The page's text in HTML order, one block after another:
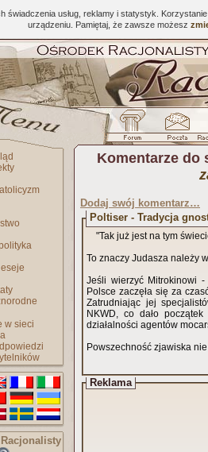
świadczenia usług, reklamy i statystyk.
urządzeniu. Pamiętaj, że zawsze możesz
w sieci
Komentarze do
Dodaj swój komentarz…
Poltiser - Tradycja
"Tak już jest na tym
To znaczy Judasza należy
Jeśli wierzyć Mitrokinowi
Polsce zaczęła się za
Zatrudniając jej
NKWD, co dało
działalności agentów
Powszechność zjawiska
Reklama